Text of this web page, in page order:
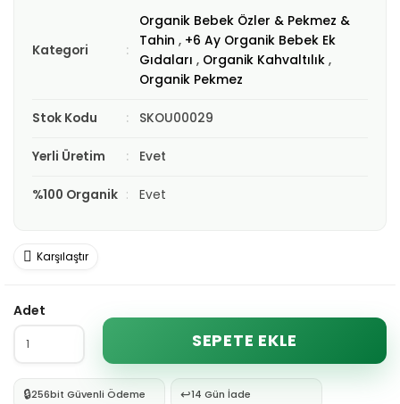
Kategori
Organik Bebek Özler & Pekmez &
Tahin , +6 Ay Organik Bebek Ek
Gıdaları , Organik Kahvaltılık ,
Organik Pekmez
Stok Kodu SKOU00029
Yerli Üretim Evet
%100 Organik Evet
Karşılaştır
Adet
SEPETE EKLE
🔒256bit Güvenli Ödeme ↩️14 Gün İade